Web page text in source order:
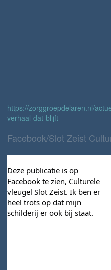
https://zorggroepdelaren.nl/
verhaal-dat-blijft
Facebook/Slot Zeist
Deze publicatie is op
Facebook te zien, Culturele
vleugel Slot Zeist. Ik ben er
heel trots op dat mijn
schilderij er ook bij staat.